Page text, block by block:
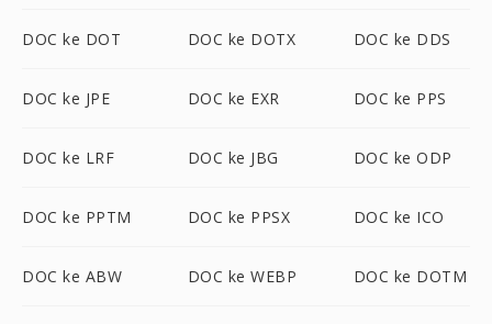
DOC ke DOT DOC ke DOTX DOC ke DDS
DOC ke JPE DOC ke EXR DOC ke PPS
DOC ke LRF DOC ke JBG DOC ke ODP
DOC ke PPTM DOC ke PPSX DOC ke ICO
DOC ke ABW DOC ke WEBP DOC ke DOTM